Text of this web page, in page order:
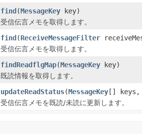
find(MessageKey key)
受信伝言メモを取得します。
find(ReceiveMessageFilter
受信伝言メモを取得します。
findReadflgMap(MessageKey key)
既読情報を取得します。
updateReadStatus(MessageKey[] keys,
受信伝言メモを既読/未読に更新します。